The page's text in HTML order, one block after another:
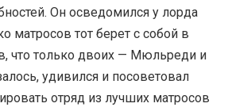
Он осведомился у лорда
матросов тот берет с собой в
что только двоих — Мюльреди и
удивился и посоветовал
отряд из лучших матросов